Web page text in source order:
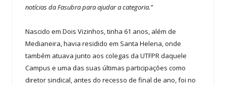
notícias da Fasubra para ajudar a categoria.”
Nascido em Dois Vizinhos, tinha 61 anos, além de
Medianeira, havia residido em Santa Helena, onde
também atuava junto aos colegas da UTFPR daquele
Campus e uma das suas últimas participações como
diretor sindical, antes do recesso de final de ano, foi no